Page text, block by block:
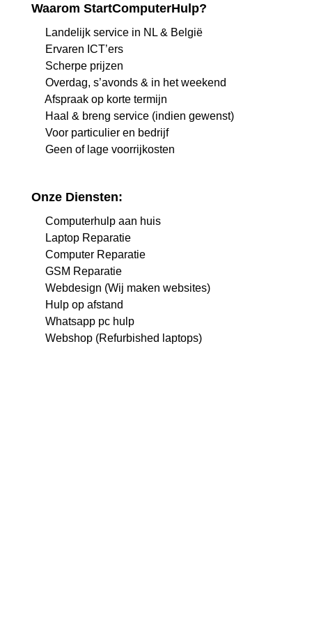
Waarom StartComputerHulp?
Landelijk service in NL & België
Ervaren ICT’ers
Scherpe prijzen
Overdag, s’avonds & in het weekend
Afspraak op korte termijn
Haal & breng service (indien gewenst)
Voor particulier en bedrijf
Geen of lage voorrijkosten
Onze Diensten:
Computerhulp aan huis
Laptop Reparatie
Computer Reparatie
GSM Reparatie
Webdesign (Wij maken websites)
Hulp op afstand
Whatsapp pc hulp
Webshop (Refurbished laptops)